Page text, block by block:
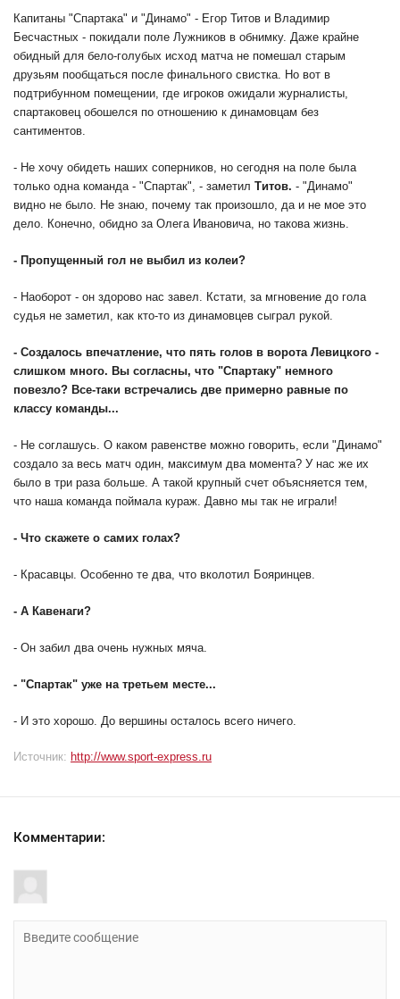
Капитаны "Спартака" и "Динамо" - Егор Титов и Владимир
Бесчастных - покидали поле Лужников в обнимку. Даже крайне
обидный для бело-голубых исход матча не помешал старым
друзьям пообщаться после финального свистка. Но вот в
подтрибунном помещении, где игроков ожидали журналисты,
спартаковец обошелся по отношению к динамовцам без
сантиментов.
- Не хочу обидеть наших соперников, но сегодня на поле была
только одна команда - "Спартак", - заметил Титов. - "Динамо"
видно не было. Не знаю, почему так произошло, да и не мое это
дело. Конечно, обидно за Олега Ивановича, но такова жизнь.
- Пропущенный гол не выбил из колеи?
- Наоборот - он здорово нас завел. Кстати, за мгновение до гола
судья не заметил, как кто-то из динамовцев сыграл рукой.
- Создалось впечатление, что пять голов в ворота Левицкого -
слишком много. Вы согласны, что "Спартаку" немного
повезло? Все-таки встречались две примерно равные по
классу команды...
- Не соглашусь. О каком равенстве можно говорить, если "Динамо"
создало за весь матч один, максимум два момента? У нас же их
было в три раза больше. А такой крупный счет объясняется тем,
что наша команда поймала кураж. Давно мы так не играли!
- Что скажете о самих голах?
- Красавцы. Особенно те два, что вколотил Бояринцев.
- А Кавенаги?
- Он забил два очень нужных мяча.
- "Спартак" уже на третьем месте...
- И это хорошо. До вершины осталось всего ничего.
Источник: http://www.sport-express.ru
Комментарии: